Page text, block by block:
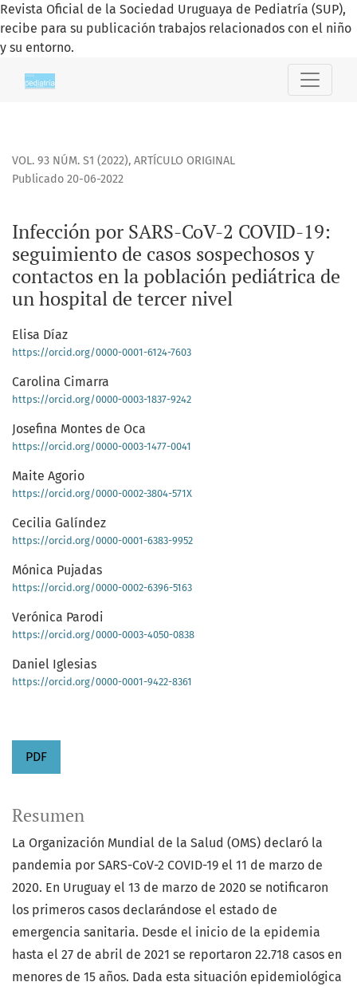
Revista Oficial de la Sociedad Uruguaya de Pediatría (SUP),
recibe para su publicación trabajos relacionados con el niño
y su entorno.
VOL. 93 NÚM. S1 (2022), ARTÍCULO ORIGINAL
Infección por SARS-CoV-2 COVID-19:
seguimiento de casos sospechosos y
contactos en la población pediátrica de
un hospital de tercer nivel
Publicado 20-06-2022
Elisa Díaz
https://orcid.org/0000-0001-6124-7603
Carolina Cimarra
https://orcid.org/0000-0003-1837-9242
Josefina Montes de Oca
https://orcid.org/0000-0003-1477-0041
Maite Agorio
https://orcid.org/0000-0002-3804-571X
Cecilia Galíndez
https://orcid.org/0000-0001-6383-9952
Mónica Pujadas
https://orcid.org/0000-0002-6396-5163
Verónica Parodi
https://orcid.org/0000-0003-4050-0838
Daniel Iglesias
https://orcid.org/0000-0001-9422-8361
PDF
Resumen
La Organización Mundial de la Salud (OMS) declaró la
pandemia por SARS-CoV-2 COVID-19 el 11 de marzo de
2020. En Uruguay el 13 de marzo de 2020 se notificaron
los primeros casos declarándose el estado de
emergencia sanitaria. Desde el inicio de la epidemia
hasta el 27 de abril de 2021 se reportaron 22.718 casos en
menores de 15 años. Dada esta situación epidemiológica